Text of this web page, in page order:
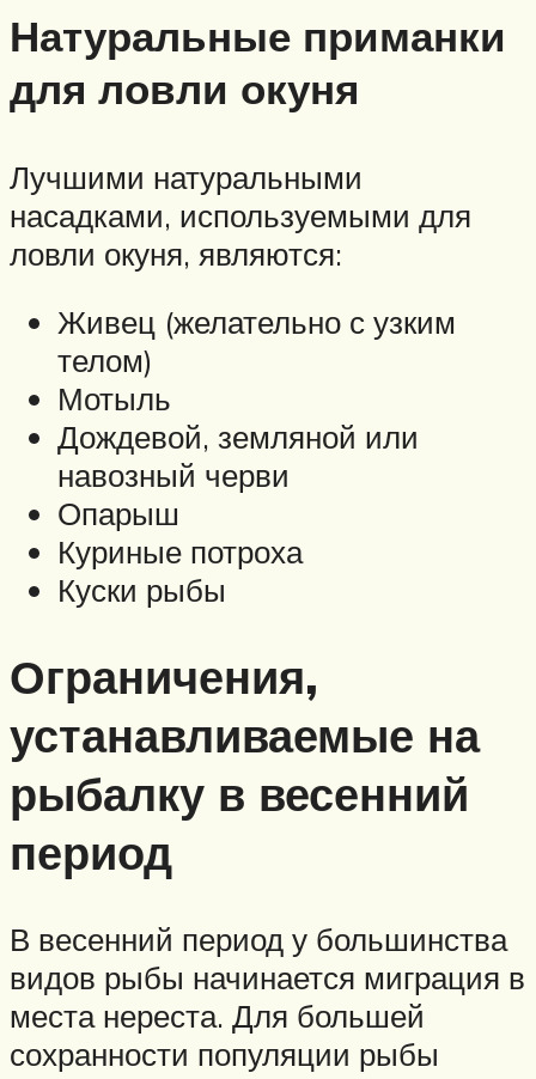
Натуральные приманки
для ловли окуня
Лучшими натуральными
насадками, используемыми для
ловли окуня, являются:
Живец (желательно с узким
телом)
Мотыль
Дождевой, земляной или
навозный черви
Опарыш
Куриные потроха
Куски рыбы
Ограничения,
устанавливаемые на
рыбалку в весенний
период
В весенний период у большинства
видов рыбы начинается миграция в
места нереста. Для большей
сохранности популяции рыбы